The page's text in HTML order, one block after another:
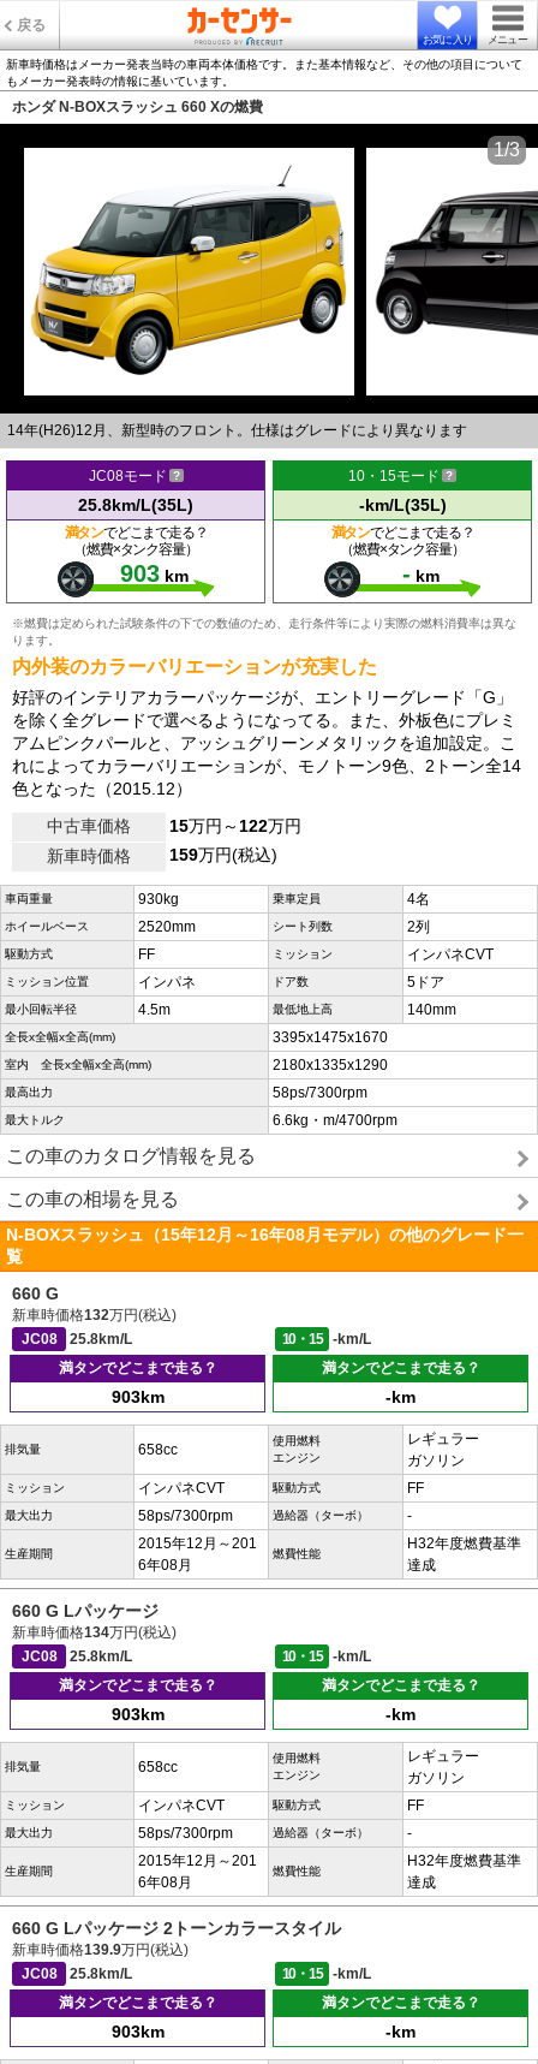
戻る
お気に入り メニュー
新車時価格はメーカー発表当時の車両本体価格です。また基本情報など、その他の項目について
もメーカー発表時の情報に基いています。
ホンダ N-BOXスラッシュ 660 Xの燃費
14年(H26)12月、新型時のフロント。仕様はグレードにより異なります
1/3
JC08モード
25.8km/L(35L)
満タンでどこまで走る？
（燃費×タンク容量）
903 km
10・15モード
-km/L(35L)
満タンでどこまで走る？
（燃費×タンク容量）
- km
※燃費は定められた試験条件の下での数値のため、走行条件等により実際の燃料消費率は異な
ります。
内外装のカラーバリエーションが充実した
好評のインテリアカラーパッケージが、エントリーグレード「G」
を除く全グレードで選べるようになってる。また、外板色にプレミ
アムピンクパールと、アッシュグリーンメタリックを追加設定。こ
れによってカラーバリエーションが、モノトーン9色、2トーン全14
色となった（2015.12）
中古車価格
15万円～122万円
新車時価格
159万円(税込)
車両重量 930kg 乗車定員 4名
ホイールベース 2520mm シート列数 2列
駆動方式 FF ミッション インパネCVT
ミッション位置 インパネ ドア数 5ドア
最小回転半径 4.5m 最低地上高 140mm
全長x全幅x全高(mm) 3395x1475x1670
室内 全長x全幅x全高(mm) 2180x1335x1290
最高出力 58ps/7300rpm
最大トルク 6.6kg・m/4700rpm
この車のカタログ情報を見る
この車の相場を見る
N-BOXスラッシュ（15年12月～16年08月モデル）の他のグレード一
覧
660 G
新車時価格132万円(税込)
JC08
25.8km/L 10・15
-km/L
満タンでどこまで走る？
903km
満タンでどこまで走る？
-km
排気量 658cc
使用燃料
エンジン
レギュラー
ガソリン
ミッション インパネCVT 駆動方式 FF
最大出力 58ps/7300rpm 過給器（ターボ） -
生産期間
2015年12月～201
6年08月
燃費性能
H32年度燃費基準
達成
660 G Lパッケージ
新車時価格134万円(税込)
JC08
25.8km/L 10・15
-km/L
満タンでどこまで走る？
903km
満タンでどこまで走る？
-km
排気量 658cc
使用燃料
エンジン
レギュラー
ガソリン
ミッション インパネCVT 駆動方式 FF
最大出力 58ps/7300rpm 過給器（ターボ） -
生産期間
2015年12月～201
6年08月
燃費性能
H32年度燃費基準
達成
660 G Lパッケージ 2トーンカラースタイル
新車時価格139.9万円(税込)
JC08
25.8km/L 10・15
-km/L
満タンでどこまで走る？
903km
満タンでどこまで走る？
-km